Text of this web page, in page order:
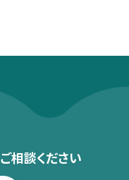
ご相談ください